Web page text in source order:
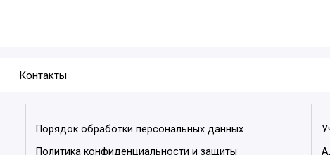
Контакты
Порядок обработки персональных данных
Политика конфиденциальности и защиты